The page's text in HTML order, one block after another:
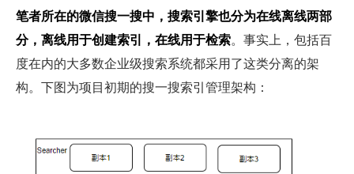
笔者所在的微信搜一搜中，搜索引擎也分为在线离线两部
分，离线用于创建索引，在线用于检索。事实上，包括百
度在内的大多数企业级搜索系统都采用了这类分离的架
构。下图为项目初期的搜一搜索引管理架构：